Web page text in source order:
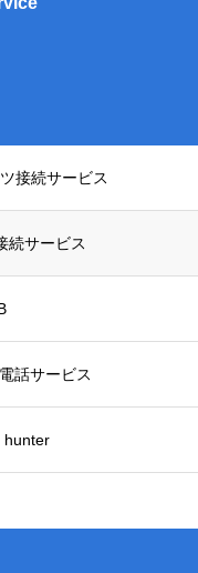
接続サービス
続サービス
話サービス
hunter